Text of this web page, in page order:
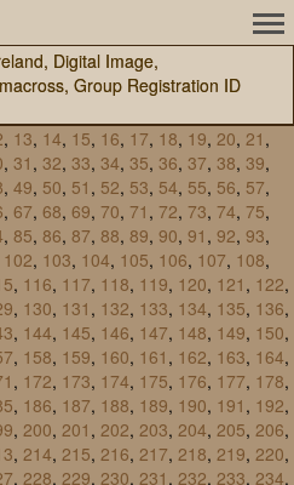
Digital Image,
Group Registration ID
, 13, 14, 15, 16, 17, 18, 19, 20, 21 ,
, 31 , 32, 33, 34, 35, 36, 37, 38, 39,
, 49, 50, 51 , 52, 53, 54, 55, 56, 57,
, 67, 68, 69, 70, 71 , 72, 73, 74, 75,
, 85, 86, 87, 88, 89, 90, 91 , 92, 93,
102, 103, 104, 105, 106, 107, 108,
, 116, 117, 118, 119, 120, 121 , 122,
, 130, 131 , 132, 133, 134, 135, 136,
, 144, 145, 146, 147, 148, 149, 150,
, 158, 159, 160, 161 , 162, 163, 164,
, 172, 173, 174, 175, 176, 177, 178,
, 186, 187, 188, 189, 190, 191 , 192,
, 200, 201 , 202, 203, 204, 205, 206,
, 214, 215, 216, 217, 218, 219, 220,
, 228, 229, 230, 231 , 232, 233, 234,